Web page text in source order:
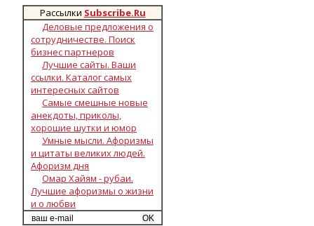
Рассылки Subscribe.Ru
Деловые предложения о
сотрудничестве. Поиск
бизнес партнеров
Лучшие сайты. Ваши
ссылки. Каталог самых
интересных сайтов
Самые смешные новые
анекдоты, приколы,
хорошие шутки и юмор
Умные мысли. Афоризмы
и цитаты великих людей.
Афоризм дня
Омар Хайям - рубаи.
Лучшие афоризмы о жизни
и о любви